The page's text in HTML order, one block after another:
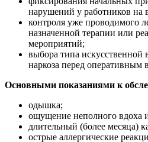
нарушений у работников на
контроля уже проводимого
назначенной терапии или
мероприятий;
выбора типа искусственной
наркоза перед оперативным
Основными показаниями к
одышка;
ощущение неполного вдоха
длительный (более месяца)
острые аллергические